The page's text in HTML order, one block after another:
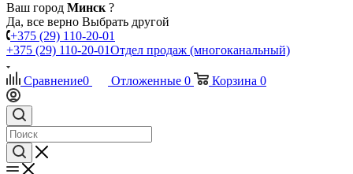
Ваш город Минск ?
Да, все верно Выбрать другой
+375 (29) 110-20-01
+375 (29) 110-20-01Отдел продаж (многоканальный)
Сравнение0 Отложенные 0 Корзина 0